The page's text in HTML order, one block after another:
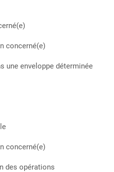
enveloppe déterminée
opérations